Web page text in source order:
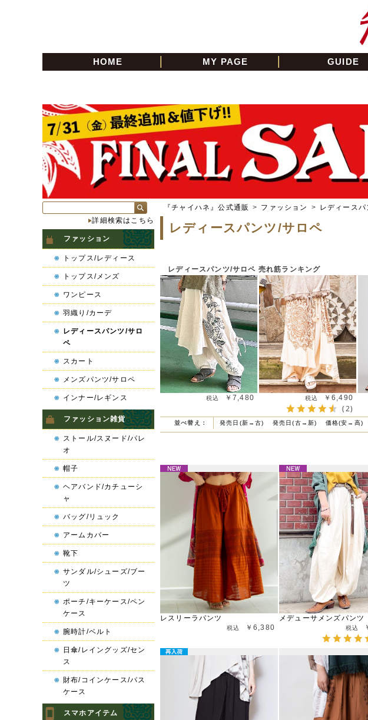
HOME MY PAGE GUIDE
『チャイハネ』公式通販 > ファッション > レディース
レディースパンツ/サロペ
レディースパンツ/サロペ 売れ筋ランキング
￥7,480 ￥6,490
(2)
Next
並べ替え： 発売日(新→古) 発売日(古→新) 価格(安→高)
レスリーラパンツ
￥6,380
メデューサメンズパンツ
詳細検索はこちら
ファッション
トップス/レディース
トップス/メンズ
ワンピース
羽織り/カーデ
レディースパンツ/サロ
ペ
スカート
メンズパンツ/サロペ
インナー/レギンス
ファッション雑貨
ストール/スヌード/パレ
オ
帽子
ヘアバンド/カチューシ
ャ
バッグ/リュック
アームカバー
靴下
サンダル/シューズ/ブー
ツ
ポーチ/キーケース/ペン
ケース
腕時計/ベルト
日傘/レイングッズ/セン
ス
財布/コインケース/パス
ケース
スマホアイテム